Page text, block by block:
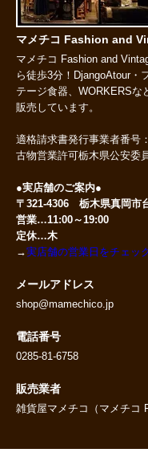
マメチコ Fashion and
マメチコ Fashion and
ら徒歩3分！DjangoAtour・
テージ食器、WORKERSな
販売しています。
適格請求書発行事業者番号
古物営業許可栃木県公安委
●実店舗のご案内●
〒321-4306 栃木県真岡市
営業…11:00～19:00
定休…木
→実店舗の営業日をチェッ
メールアドレス
shop@mamechico.jp
電話番号
0285-81-6758
販売業者
雑貨屋マメチコ（マメチコ